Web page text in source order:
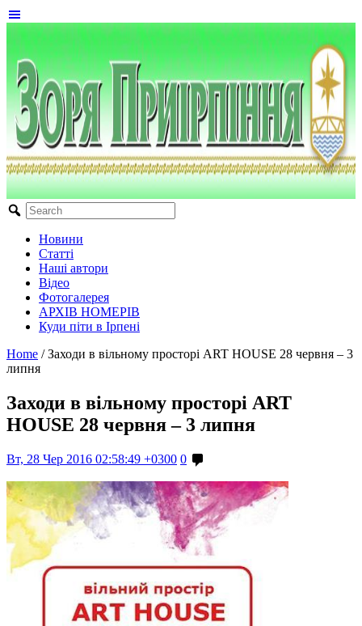
Новини
Статті
Наші автори
Відео
Фотогалерея
АРХІВ НОМЕРІВ
Куди піти в Ірпені
Home / Заходи в вільному просторі ART HOUSE 28 червня – 3
липня
Заходи в вільному просторі ART
HOUSE 28 червня – 3 липня
Вт, 28 Чер 2016 02:58:49 +0300 0